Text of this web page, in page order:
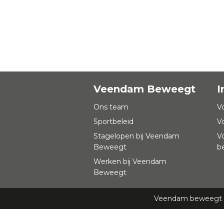
Veendam Beweegt
Ons team
Sportbeleid
Stagelopen bij Veendam
Beweegt
Werken bij Veendam
Beweegt
Veendam beweegt